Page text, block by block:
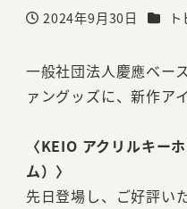
投稿日
2024年9月30日 カテ
一般社団法人慶應ベー
ァングッズに、新作ア
〈KEIO アクリルキー
ム） 〉
先日登場し、ご好評い